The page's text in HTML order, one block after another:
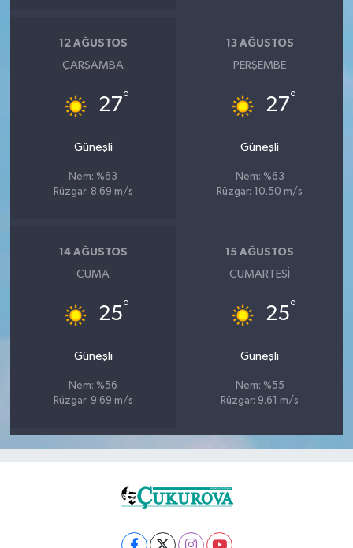
12 AĞUSTOS
ÇARŞAMBA
27°
Güneşli
Nem: %63
Rüzgar: 8.69 m/s
13 AĞUSTOS
PERŞEMBE
27°
Güneşli
Nem: %63
Rüzgar: 10.50 m/s
14 AĞUSTOS
CUMA
25°
Güneşli
Nem: %56
Rüzgar: 9.69 m/s
15 AĞUSTOS
CUMARTESI
25°
Güneşli
Nem: %55
Rüzgar: 9.61 m/s